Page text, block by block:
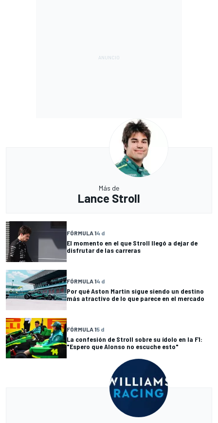
Más de
Lance Stroll
FÓRMULA 14 d
El momento en el que Stroll llegó a dejar de
disfrutar de las carreras
FÓRMULA 14 d
Por qué Aston Martin sigue siendo un destino
más atractivo de lo que parece en el mercado
FÓRMULA 15 d
La confesión de Stroll sobre su ídolo en la F1:
"Espero que Alonso no escuche esto"